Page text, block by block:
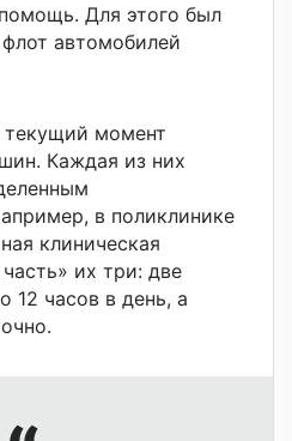
Для этого был
автомобилей
текущий момент
Каждая из них
в поликлинике
клиническая
их три: две
12 часов в день, а